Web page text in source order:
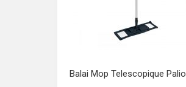
Balai Mop Telescopique Palio